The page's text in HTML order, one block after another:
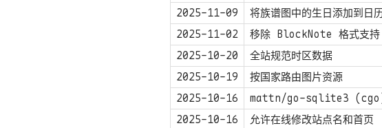
2025-11-09
将族谱图中的生日添加到日
2025-11-02
移除 BlockNote 格式支持
2025-10-20
全站规范时区数据
2025-10-19
按国家路由图片资源
2025-10-16
mattn/go-sqlite3
2025-10-16
允许在线修改站点名和首页